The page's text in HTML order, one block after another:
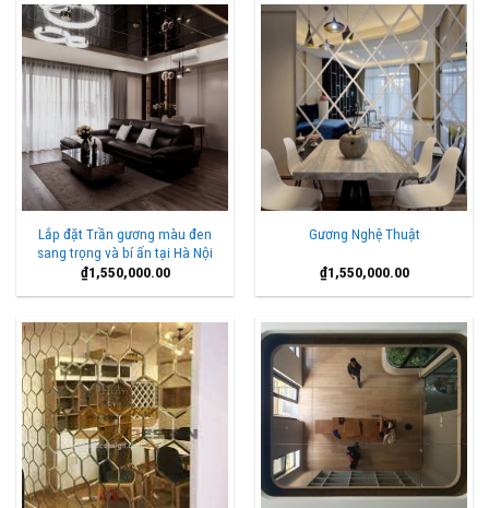
Lắp đặt Trần gương màu đen
sang trọng và bí ấn tại Hà Nội
₫1,550,000.00
Gương Nghệ Thuật
₫1,550,000.00